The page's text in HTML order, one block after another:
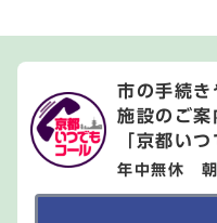
市の手続き
施設のご案
「京都い
年中無休